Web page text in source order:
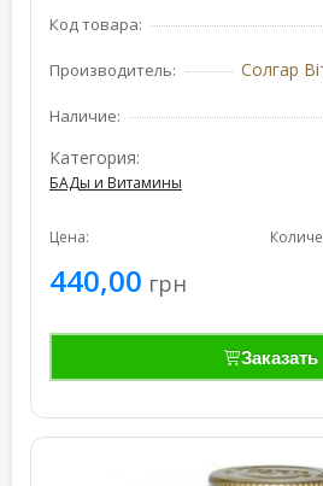
Код товара:
Производитель: Солгар
Наличие:
Категория:
БАДы и Витамины
Цена:
440,00 грн
Заказать